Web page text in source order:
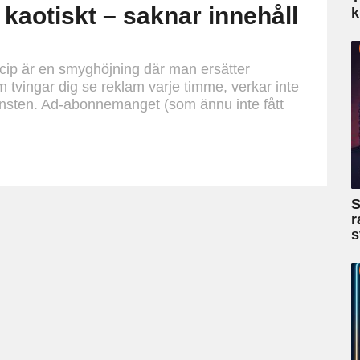
– saknar innehåll
är en smyghöjning där man ersätter
tvingar dig se reklam varje timme, verkar inte
Ad-abonnemanget (som ännu inte fått